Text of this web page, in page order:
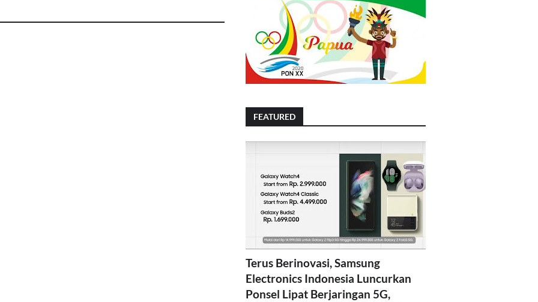
FEATURED
Terus Berinovasi, Samsung
Electronics Indonesia Luncurkan
Ponsel Lipat Berjaringan 5G,